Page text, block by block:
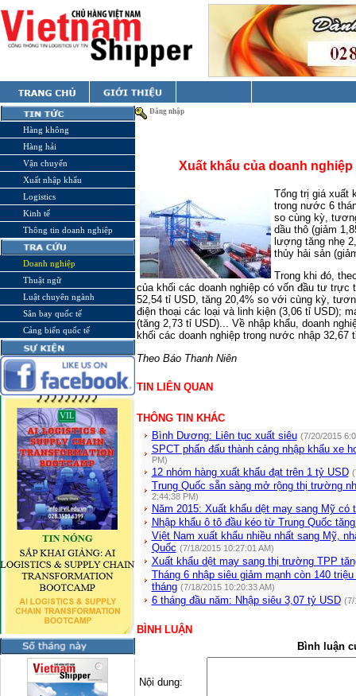
Hàng không
Hàng hải
Vận chuyển
Xuất nhập khẩu
Logistics
Kinh tế
Thông tin doanh nghiệp
Doanh nghiệp
Thuật ngữ
Luật chuyên ngành
Sân bay quốc tế
Cảng biển quốc tế
Đăng nhập
Xuất khẩu của doanh
Tổng trị giá xuất
trong nước 6
so cùng kỳ,
dầu thô (giảm
lượng tăng nhẹ
thủy hải sản
Trong khi đó,
của khối các doanh nghiệp có vốn đầu tư trực
52,54 tỉ USD, tăng 20,4% so với cùng kỳ,
điện thoại các loại và linh kiện (3,06 tỉ USD);
(tăng 2,73 tỉ USD)... Về nhập khẩu, doanh
khối các doanh nghiệp trong nước nhập
Theo Báo Thanh Niên
TIN LIÊN QUAN
THÔNG TIN KHÁC
Bình Dương: Liên tục xuất siêu (7/20/2015
SPCT phấn đấu thành cảng nhập khẩu xe
PM)
12 nhóm hàng xuất khẩu đạt trên 1 tỷ USD
Trung Quốc sẵn sàng mở rộng thị trường
2:44:38 PM)
Năm 2015: Xuất khẩu dệt may sang Mỹ có
Nhập khẩu ô tô đầu kéo từ Trung Quốc
Việt Nam xuất khẩu nhiều nhất sang Mỹ,
Quốc (7/18/2015 10:27:01 AM)
Xuất khẩu dệt may sang thị trường TPP
Tháng 6 nhập siêu giảm mạnh còn 140
tháng (7/18/2015 10:20:33 AM)
6 tháng đầu năm: Nhập siêu 3,07 tỷ USD (7/
BÌNH LUẬN
Bình luận
Nội dung: